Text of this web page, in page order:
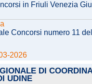
in Friuli Venezia
Concorsi numero 11
2026
DI
UDINE